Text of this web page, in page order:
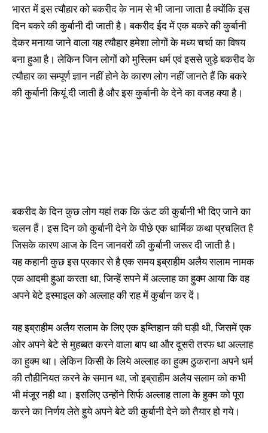
भारत में इस त्यौहार को बकरीद के नाम से भी जाना जाता है क्योंकि इस
दिन बकरे की कुर्बानी दी जाती है। बकरीद ईद में एक बकरे की कुर्बानी
देकर मनाया जाने वाला यह त्यौहार हमेशा लोगों के मध्य चर्चा का विषय
बना हुआ है। लेकिन जिन लोगों को मुस्लिम धर्म एवं इससे जुड़े बकरीद के
त्यौहार का सम्पूर्ण ज्ञान नहीं होने के कारण लोग नहीं जानते हैं कि बकरे
की कुर्बानी कियूं दी जाती है और इस कुर्बानी के देने का वजह क्या है।
बकरीद के दिन कुछ लोग यहां तक कि ऊंट की कुर्बानी भी दिए जाने का
चलन हैं। इस दिन को कुर्बानी देने के पीछे एक धार्मिक कथा प्रचलित है
जिसके कारण आज के दिन जानवरों की कुर्बानी जरूर दी जाती है।
यह कहानी कुछ इस प्रकार से है एक समय इब्राहीम अलैय सलाम नामक
एक आदमी हुआ करता था, जिन्हें सपने में अल्लाह का हुक्म आया कि वह
अपने बेटे इस्माइल को अल्लाह की राह में कुर्बान कर दें।
यह इब्राहीम अलैय सलाम के लिए एक इम्तिहान की घड़ी थी, जिसमें एक
ओर अपने बेटे से मुहब्बत करने वाला बाप था और दूसरी तरफ था अल्लाह
का हुक्म था। लेकिन किसी के लिये अल्लाह का हुक्म ठुकराना अपने धर्म
की तौहीनियत करने के समान था, जो इब्राहीम अलैय सलाम को कभी
भी मंजूर नही था। इसलिए उन्होंने सिर्फ अल्लाह ताला के हुक्म को पूरा
करने का निर्णय लेते हुये अपने बेटे की कुर्बानी देने को तैयार हो गये।